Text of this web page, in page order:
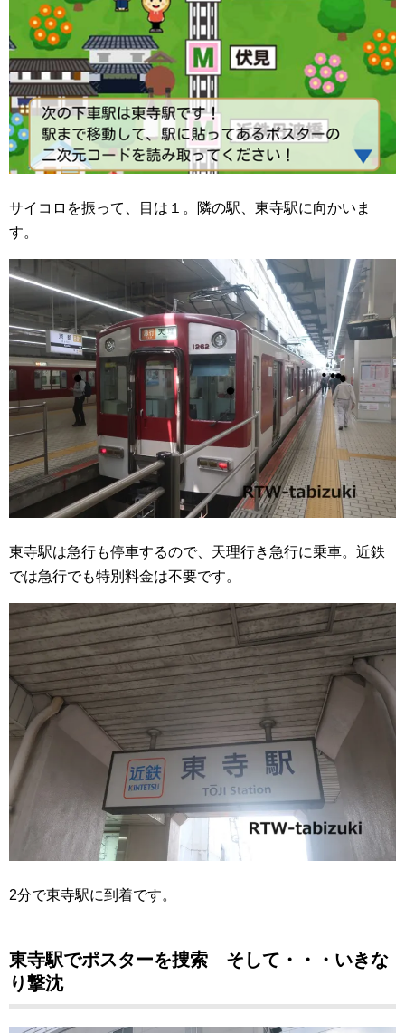
サイコロを振って、目は１。隣の駅、東寺駅に向かいま
す。
東寺駅は急行も停車するので、天理行き急行に乗車。近鉄
では急行でも特別料金は不要です。
2分で東寺駅に到着です。
東寺駅でポスターを捜索 そして・・・いきな
り撃沈